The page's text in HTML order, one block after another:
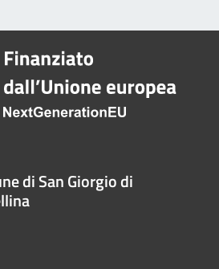
di San Giorgio di